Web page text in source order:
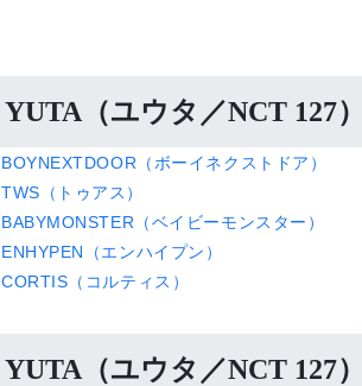
YUTA（ユウタ／NCT 127
BOYNEXTDOOR（ボーイネクストドア）
TWS（トゥアス）
BABYMONSTER（ベイビーモンスター）
ENHYPEN（エンハイプン）
CORTIS（コルティス）
YUTA（ユウタ／NCT 127